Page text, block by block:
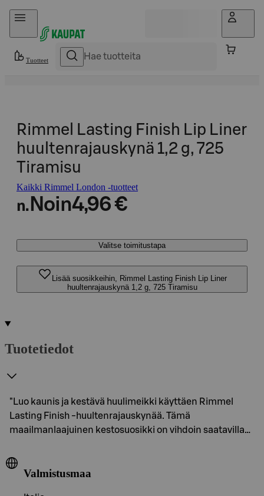
Hyppää sisältöön
Tuotteet
Rimmel Lasting Finish Lip Liner
huultenrajauskynä 1,2 g, 725
Tiramisu
Kaikki Rimmel London -tuotteet
n. Noin4,96 €
Valitse toimitustapa
Lisää suosikkeihin, Rimmel Lasting Finish Lip Liner
huultenrajauskynä 1,2 g, 725 Tiramisu
Tuotetiedot
"Luo kaunis ja kestävä huulimeikki käyttäen Rimmel
Lasting Finish -huultenrajauskynää. Tämä
maailmanlaajuinen kestosuosikki on vihdoin saatavilla…
Valmistusmaa